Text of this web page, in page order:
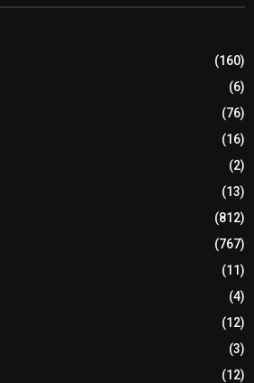
(160)
(6)
(76)
(16)
(2)
(13)
(812)
(767)
(11)
(4)
(12)
(3)
(12)